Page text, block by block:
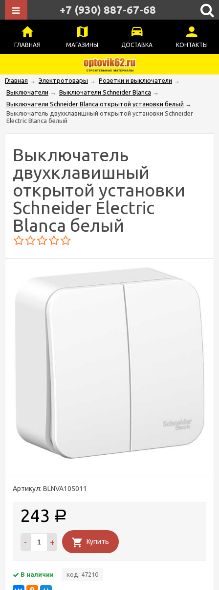
ГЛАВНАЯ МАГАЗИНЫ ДОСТАВКА КОНТАКТЫ
+7 (930) 887-67-68
Главная → Электротовары → Розетки и выключатели →
Выключатели → Выключатели Schneider Blanca →
Выключатели Schneider Blanca открытой установки белый →
Выключатель двухклавишный открытой установки Schneider
Electric Blanca белый
Выключатель
двухклавишный
открытой установки
Schneider Electric
Blanca белый
Артикул: BLNVA105011
243 Р
- + Купить
В наличии код: 47210